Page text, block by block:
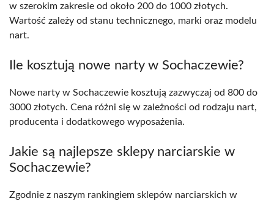
w szerokim zakresie od około 200 do 1000 złotych.
Wartość zależy od stanu technicznego, marki oraz modelu
nart.
Ile kosztują nowe narty w Sochaczewie?
Nowe narty w Sochaczewie kosztują zazwyczaj od 800 do
3000 złotych. Cena różni się w zależności od rodzaju nart,
producenta i dodatkowego wyposażenia.
Jakie są najlepsze sklepy narciarskie w
Sochaczewie?
Zgodnie z naszym rankingiem sklepów narciarskich w